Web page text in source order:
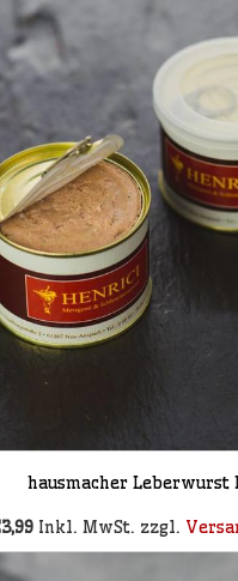
hausmacher Leberwurst
Inkl. MwSt. zzgl.